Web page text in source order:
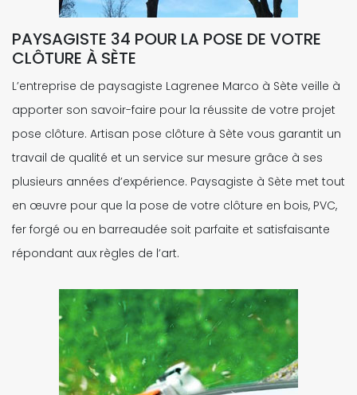
PAYSAGISTE 34 POUR LA POSE DE VOTRE
CLÔTURE À SÈTE
L’entreprise de paysagiste Lagrenee Marco à Sète veille à
apporter son savoir-faire pour la réussite de votre projet
pose clôture. Artisan pose clôture à Sète vous garantit un
travail de qualité et un service sur mesure grâce à ses
plusieurs années d’expérience. Paysagiste à Sète met tout
en œuvre pour que la pose de votre clôture en bois, PVC,
fer forgé ou en barreaudée soit parfaite et satisfaisante
répondant aux règles de l’art.